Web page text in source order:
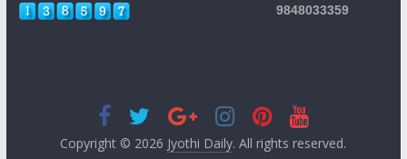
9848033359
Copyright © 2026 Jyothi Daily. All rights reserved.